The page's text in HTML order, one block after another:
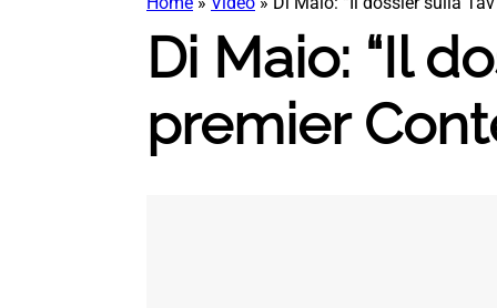
Di Maio: “Il
premier